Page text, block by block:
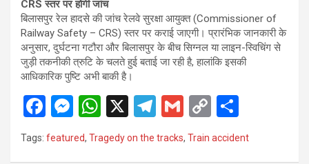
CRS स्तर पर होगी जांच
बिलासपुर रेल हादसे की जांच रेलवे सुरक्षा आयुक्त (Commissioner of
Railway Safety – CRS) स्तर पर कराई जाएगी। प्रारंभिक जानकारी के
अनुसार, दुर्घटना गटौरा और बिलासपुर के बीच सिग्नल या लाइन-स्विचिंग से
जुड़ी तकनीकी त्रुटि के चलते हुई बताई जा रही है, हालांकि इसकी
आधिकारिक पुष्टि अभी बाकी है।
F
a
ce
M
es
se
W
at
X
T
el
e
G
m
ail
C
py
h
ar
Tags: featured, Tragedy on the tracks, Train accident